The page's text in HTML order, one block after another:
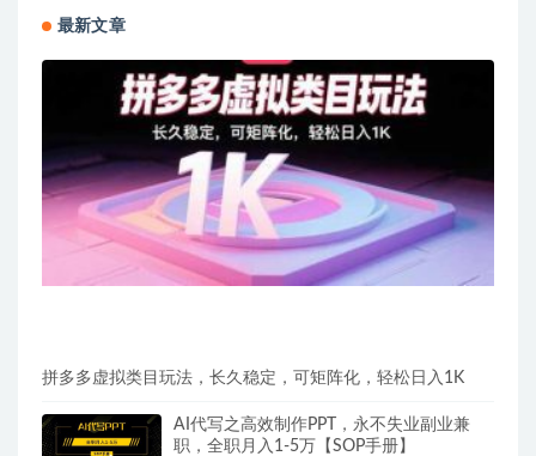
最新文章
拼多多虚拟类目玩法，长久稳定，可矩阵化，轻松日入1K
AI代写之高效制作PPT，永不失业副业兼
职，全职月入1-5万【SOP手册】